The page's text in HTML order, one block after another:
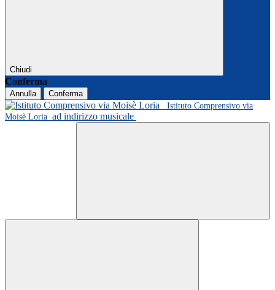
Chiudi
Conferma
Annulla
Conferma
Istituto Comprensivo via
Moisè Loria ad indirizzo musicale